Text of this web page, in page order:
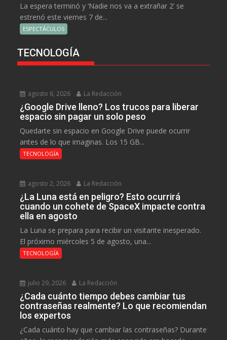
La espera terminó y ‘Nadie nos va a extrañar 2’ se
estrenó este viernes 7 de...
ESPECTÁCULOS
TECNOLOGÍA
agosto 6, 2026 La Redacción
¿Google Drive lleno? Los trucos para liberar
espacio sin pagar un solo peso
Quedarte sin espacio en Google Drive puede ocurrir
antes de lo que imaginas. Los 15 GB...
TECNOLOGÍA
agosto 2, 2026 La Redacción
¿La Luna está en peligro? Esto ocurrirá
cuando un cohete de SpaceX impacte contra
ella en agosto
La Luna se prepara para recibir un visitante inesperado.
El próximo miércoles 5 de agosto, una...
TECNOLOGÍA
julio 29, 2026 La Redacción
¿Cada cuánto tiempo debes cambiar tus
contraseñas realmente? Lo que recomiendan
los expertos
¿Cada cuánto hay que cambiar las contraseñas? Durante